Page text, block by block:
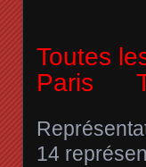
Toutes
Paris
14